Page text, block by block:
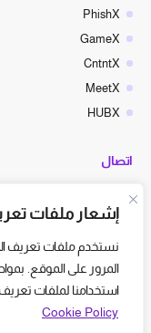
إشعار ملفات
نستخدم ملفات تعريف
المرور على الموقع.
استخدامنا لملفات تعريف
Cookie Policy
PhishX
GameX
CntntX
MeetX
HUBX
اتصال
hello@cyberx.world